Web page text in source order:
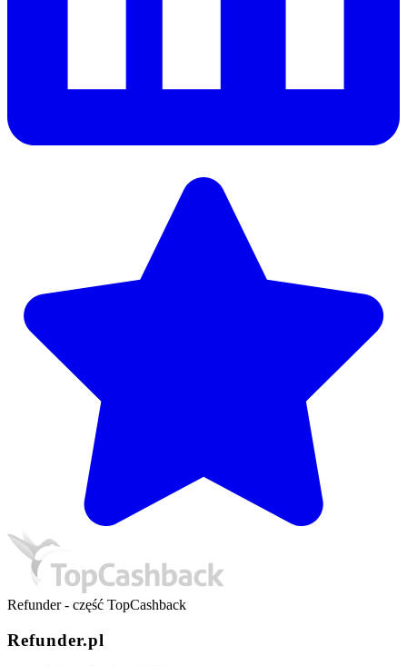
Refunder - część TopCashback
Refunder.pl